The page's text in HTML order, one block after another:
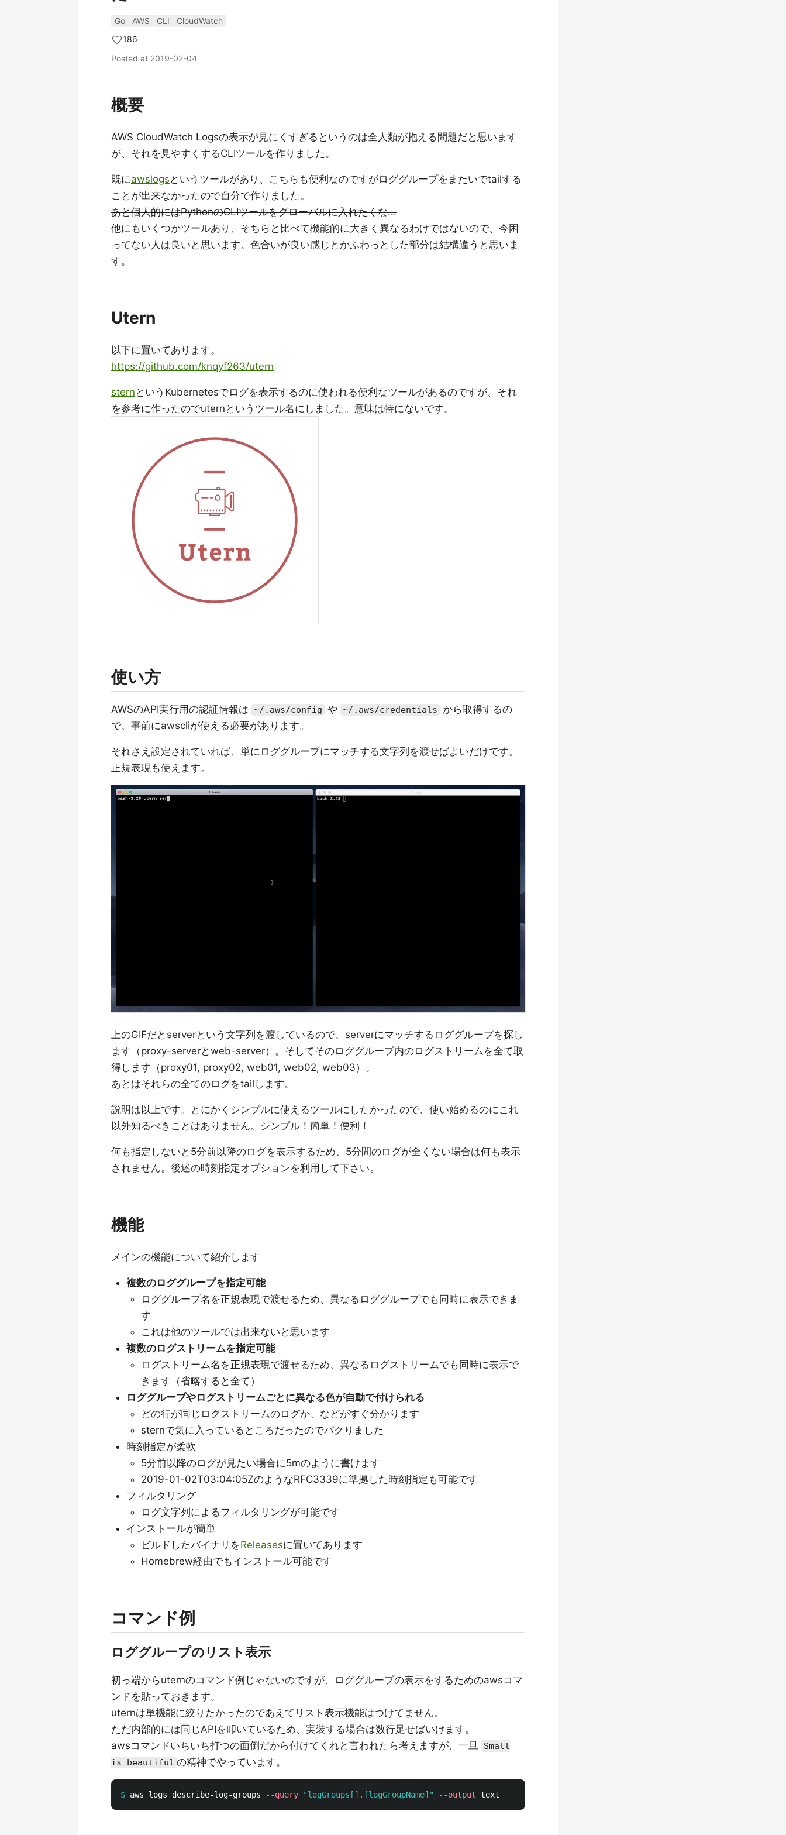
Go AWS CLI
CloudWatch
186
Posted at 2019-02-04
概要
AWS CloudWatch Logsの表示が見にくすぎるというのは全人類が抱える問題だと思います
が、それを見やすくするCLIツールを作りました。
既にawslogs というツールがあり、こちらも便利なのですがロググループをまたいでtailする
ことが出来なかったので自分で作りました。
あと個人的にはPythonのCLIツールをグローバルに入れたくな...
他にもいくつかツールあり、そちらと比べて機能的に大きく異なるわけではないので、今困
ってない人は良いと思います。色合いが良い感じとかふわっとした部分は結構違うと思いま
す。
Utern
以下に置いてあります。
https://github.com/knqyf263/utern
stern というKubernetesでログを表示するのに使われる便利なツールがあるのですが、それ
を参考に作ったのでuternというツール名にしました。意味は特にないです。
使い方
AWSのAPI実行用の認証情報は ~/.aws/config や ~/.aws/credentials
から取得するの
で、事前にawscliが使える必要があります。
それさえ設定されていれば、単にロググループにマッチする文字列を渡せばよいだけです。
正規表現も使えます。
上のGIFだとserverという文字列を渡しているので、serverにマッチするロググループを探し
ます（proxy-serverとweb-server）。そしてそのロググループ内のログストリームを全て取
得します（proxy01, proxy02, web01, web02, web03）。
あとはそれらの全てのログをtailします。
説明は以上です。とにかくシンプルに使えるツールにしたかったので、使い始めるのにこれ
以外知るべきことはありません。シンプル！簡単！便利！
何も指定しないと5分前以降のログを表示するため、5分間のログが全くない場合は何も表示
されません。後述の時刻指定オプションを利用して下さい。
機能
メインの機能について紹介します
複数のロググループを指定可能
ロググループ名を正規表現で渡せるため、異なるロググループでも同時に表示できま
す
これは他のツールでは出来ないと思います
複数のログストリームを指定可能
ログストリーム名を正規表現で渡せるため、異なるログストリームでも同時に表示で
きます（省略すると全て）
ロググループやログストリームごとに異なる色が自動で付けられる
どの行が同じログストリームのログか、などがすぐ分かります
sternで気に入っているところだったのでパクりました
時刻指定が柔軟
5分前以降のログが見たい場合に5mのように書けます
2019-01-02T03:04:05ZのようなRFC3339に準拠した時刻指定も可能です
フィルタリング
ログ文字列によるフィルタリングが可能です
インストールが簡単
ビルドしたバイナリをReleasesに置いてあります
Homebrew経由でもインストール可能です
コマンド例
ロググループのリスト表示
初っ端からuternのコマンド例じゃないのですが、ロググループの表示をするためのawsコマ
ンドを貼っておきます。
uternは単機能に絞りたかったのであえてリスト表示機能はつけてません。
ただ内部的には同じAPIを叩いているため、実装する場合は数行足せばいけます。
awsコマンドいちいち打つの面倒だから付けてくれと言われたら考えますが、一旦
Small
is beautiful の精神でやっています。
$ aws logs describe-log-groups --query "logGroups[].[logGroupName]" --output